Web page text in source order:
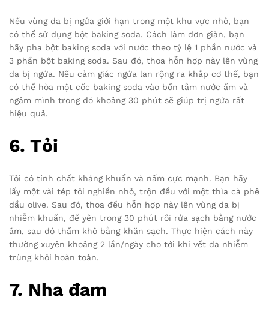
Nếu vùng da bị ngứa giới hạn trong một khu vực nhỏ, bạn
có thể sử dụng bột baking soda. Cách làm đơn giản, bạn
hãy pha bột baking soda với nước theo tỷ lệ 1 phần nước và
3 phần bột baking soda. Sau đó, thoa hỗn hợp này lên vùng
da bị ngứa. Nếu cảm giác ngứa lan rộng ra khắp cơ thể, bạn
có thể hòa một cốc baking soda vào bồn tắm nước ấm và
ngâm mình trong đó khoảng 30 phút sẽ giúp trị ngứa rất
hiệu quả.
6. Tỏi
Tỏi có tính chất kháng khuẩn và nấm cực mạnh. Bạn hãy
lấy một vài tép tỏi nghiền nhỏ, trộn đều với một thìa cà phê
dầu olive. Sau đó, thoa đều hỗn hợp này lên vùng da bị
nhiễm khuẩn, để yên trong 30 phút rồi rửa sạch bằng nước
ấm, sau đó thấm khô bằng khăn sạch. Thực hiện cách này
thường xuyên khoảng 2 lần/ngày cho tới khi vết da nhiễm
trùng khỏi hoàn toàn.
7. Nha đam